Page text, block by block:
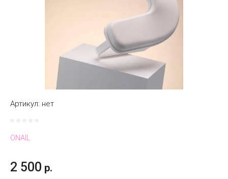
Артикул: нет
ONAIL
2 500 р.